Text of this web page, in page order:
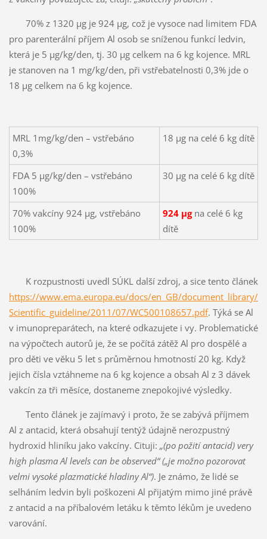
70% z 1320 µg je 924 µg, což je vysoce nad limitem FDA
pro parenterální příjem Al osob se sníženou funkcí ledvin,
která je 5 µg/kg/den, tj. 30 µg celkem na 6 kg kojence. MRL
je stanoven na 1 mg/kg/den, při vstřebatelnosti 0,3% jde o
18 µg celkem na 6 kg kojence.
MRL 1mg/kg/den – vstřebáno
0,3%
18 µg na celé 6 kg dítě
FDA 5 µg/kg/den – vstřebáno
100%
30 µg na celé 6 kg dítě
70% vakcíny 924 µg, vstřebáno
100%
924 µgna celé 6 kg
dítě
K rozpustnosti uvedl SÚKL další zdroj, a sice tento článek
https://www.ema.europa.eu/docs/en_GB/document_library/
Scientific_guideline/2011/07/WC500108657.pdf. Týká se Al
v imunopreparátech, na které odkazujete i vy. Problematické
na výpočtech autorů je, že se počítá zátěž Al pro dospělé a
pro děti ve věku 5 let s průměrnou hmotností 20 kg. Když
jejich čísla vztáhneme na 6 kg kojence a obsah Al z 3 dávek
vakcín za tři měsíce, dostaneme znepokojivé výsledky.
Tento článek je zajímavý i proto, že se zabývá příjmem
Al z antacid, která obsahují tentýž údajně nerozpustný
hydroxid hliníku jako vakcíny. Cituji: „(po požití antacid) very
high plasma Al levels can be observed“ („je možno pozorovat
velmi vysoké plazmatické hladiny Al“). Je známo, že lidé se
selháním ledvin byli poškozeni Al přijatým mimo jiné právě
z antacid a na příbalovém letáku k těmto lékům je uvedeno
varování.